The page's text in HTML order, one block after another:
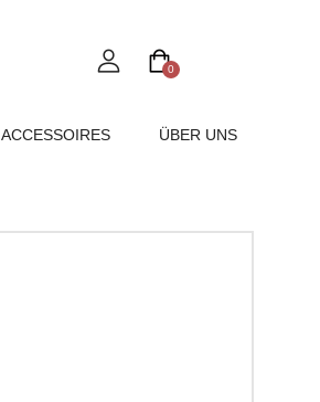
0
ACCESSOIRES
ÜBER UNS